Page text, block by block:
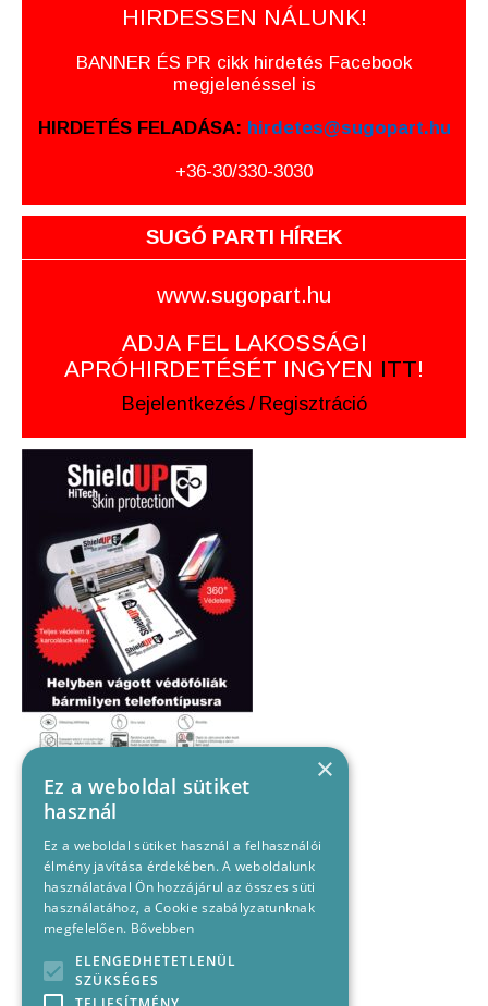
HIRDESSEN NÁLUNK!
BANNER ÉS PR cikk hirdetés Facebook
megjelenéssel is
HIRDETÉS FELADÁSA: hirdetes@sugopart.hu
+36-30/330-3030
SUGÓ PARTI HÍREK
www.sugopart.hu
ADJA FEL LAKOSSÁGI
APRÓHIRDETÉSÉT INGYEN ITT!
Bejelentkezés / Regisztráció
×
Ez a weboldal sütiket
használ
Ez a weboldal sütiket használ a felhasználói
élmény javítása érdekében. A weboldalunk
használatával Ön hozzájárul az összes süti
használatához, a Cookie szabályzatunknak
megfelelően. Bővebben
ELENGEDHETETLENÜL
SZÜKSÉGES